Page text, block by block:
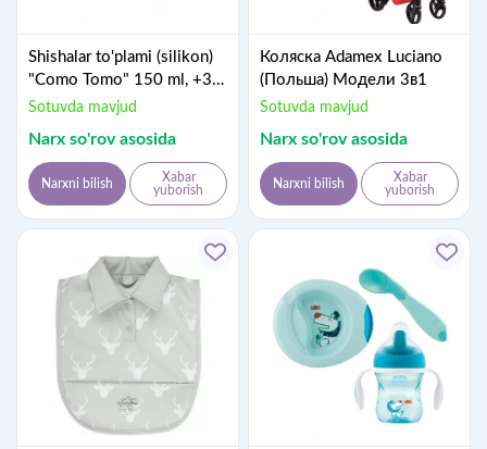
Shishalar to'plami (silikon)
"Como Tomo" 150 ml, +3
m, 2 dona, yashil
Sotuvda mavjud
Narx so'rov asosida
Narxni bilish
Xabar
yuborish
Коляска Adamex Luciano
(Польша) Модели 3в1
Sotuvda mavjud
Narx so'rov asosida
Narxni bilish
Xabar
yuborish